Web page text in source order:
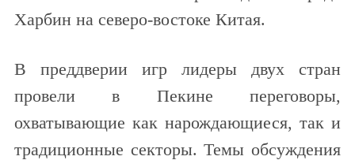
Харбин на северо-востоке Китая.
В преддверии игр лидеры двух стран
провели в Пекине переговоры,
охватывающие как нарождающиеся, так и
традиционные секторы. Темы обсуждения